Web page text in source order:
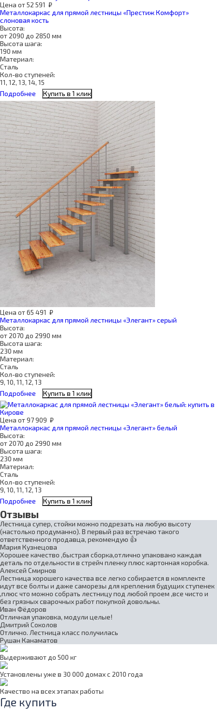
Цена от52 591 ₽
Металлокаркас для прямой лестницы «Престиж Комфорт»
слоновая кость
Высота:
от 2090 до 2850 мм
Высота шага:
190 мм
Материал:
Сталь
Кол-во ступеней:
11, 12, 13, 14, 15
Подробнее
Купить в 1 клик
Цена от65 491 ₽
Металлокаркас для прямой лестницы «Элегант» серый
Высота:
от 2070 до 2990 мм
Высота шага:
230 мм
Материал:
Сталь
Кол-во ступеней:
9, 10, 11, 12, 13
Подробнее
Купить в 1 клик
Цена от97 909 ₽
Металлокаркас для прямой лестницы «Элегант» белый
Высота:
от 2070 до 2990 мм
Высота шага:
230 мм
Материал:
Сталь
Кол-во ступеней:
9, 10, 11, 12, 13
Подробнее
Купить в 1 клик
Отзывы
Лестница супер, стойки можно подрезать на любую высоту
(настолько продуманно). В первый раз встречаю такого
ответственного продавца, рекомендую 👍
Мария Кузнецова
Хорошее качество ,быстрая сборка,отлично упаковано каждая
деталь по отдельности в стрейч пленку плюс картонная коробка.
Алексей Смирнов
Лестница хорошего качества все легко собирается в комплекте
идут все болты и даже саморезы для крепления будущих ступенек
,плюс что можно собрать лестницу под любой проем ,все чисто и
без грязных сварочных работ покупкой довольны.
Иван Фёдоров
Отличная упаковка, модули целые!
Дмитрий Соколов
Отлично. Лестница класс получилась
Рушан Канаматов
Выдерживают до 500 кг
Установлены уже в 30 000 домах с 2010 года
Качество на всех этапах работы
Где купить